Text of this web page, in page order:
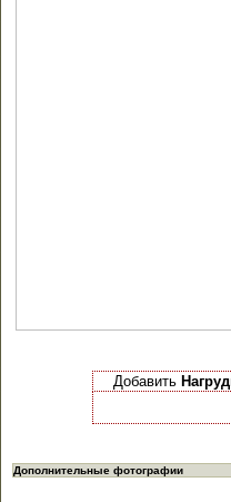
Добавить
Дополнительные фотографии